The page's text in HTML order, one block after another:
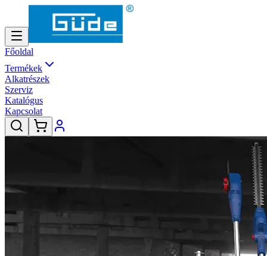
Főoldal
Termékek
Alkatrészek
Szerviz
Katalógus
Kapcsolat